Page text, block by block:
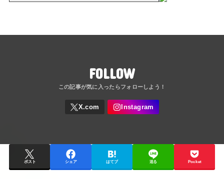
FOLLOW
ポスト シェア はてブ 送る Pocket